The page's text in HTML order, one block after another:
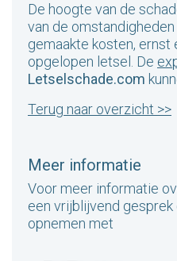
De hoogte van de
van de
gemaakte kosten, ernst
opgelopen letsel. De
Letselschade.com
Terug naar overzicht >>
Meer informatie
Voor meer informatie
een vrijblijvend
opnemen met